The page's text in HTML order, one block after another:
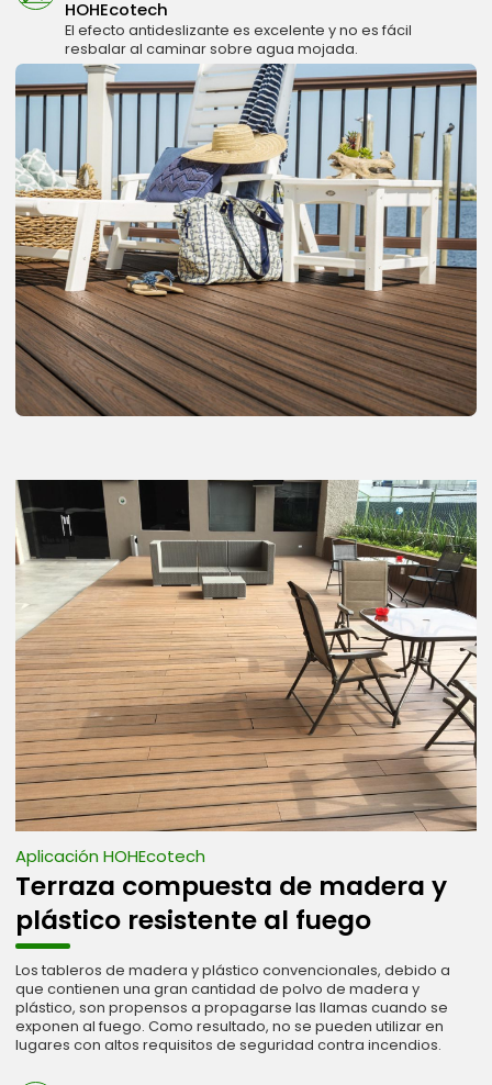
HOHEcotech
El efecto antideslizante es excelente y no es fácil
resbalar al caminar sobre agua mojada.
Aplicación HOHEcotech
Terraza compuesta de madera y
plástico resistente al fuego
Los tableros de madera y plástico convencionales, debido a
que contienen una gran cantidad de polvo de madera y
plástico, son propensos a propagarse las llamas cuando se
exponen al fuego. Como resultado, no se pueden utilizar en
lugares con altos requisitos de seguridad contra incendios.